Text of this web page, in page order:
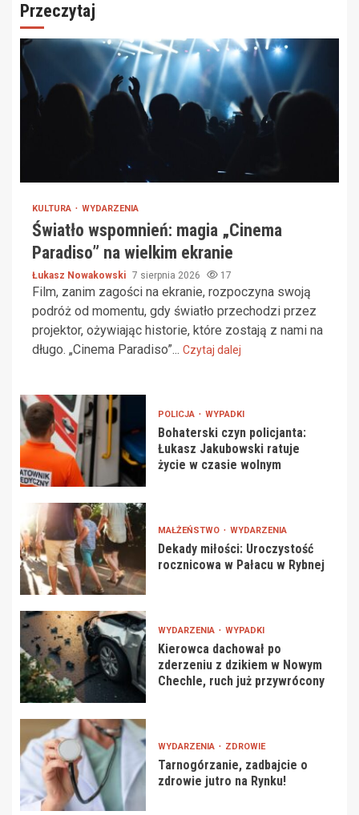
Przeczytaj
KULTURA WYDARZENIA
Światło wspomnień: magia „Cinema
Paradiso” na wielkim ekranie
Łukasz Nowakowski 7 sierpnia 2026 17
Film, zanim zagości na ekranie, rozpoczyna swoją
podróż od momentu, gdy światło przechodzi przez
projektor, ożywiając historie, które zostają z nami na
długo. „Cinema Paradiso”... Czytaj dalej
POLICJA WYPADKI
Bohaterski czyn policjanta:
Łukasz Jakubowski ratuje
życie w czasie wolnym
MAŁŻEŃSTWO WYDARZENIA
Dekady miłości: Uroczystość
rocznicowa w Pałacu w Rybnej
WYDARZENIA WYPADKI
Kierowca dachował po
zderzeniu z dzikiem w Nowym
Chechle, ruch już przywrócony
WYDARZENIA ZDROWIE
Tarnogórzanie, zadbajcie o
zdrowie jutro na Rynku!